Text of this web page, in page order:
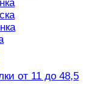
от 11 до 48,5